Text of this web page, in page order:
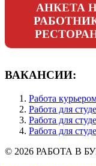
АНКЕТА
ВАКАНСИИ:
Работа
Работа для
Работа для
Работа для
© 2026 РАБОТА В